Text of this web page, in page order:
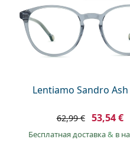
Persol
Prada
Все бренды
Lentiamo Sandro
62,99 € 53,54 €
Бесплатная доставка& в